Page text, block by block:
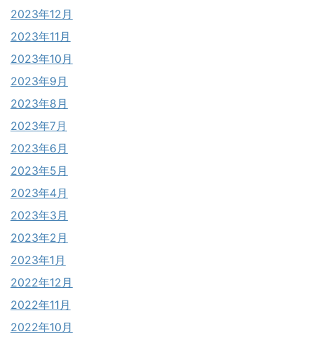
2023年12月
2023年11月
2023年10月
2023年9月
2023年8月
2023年7月
2023年6月
2023年5月
2023年4月
2023年3月
2023年2月
2023年1月
2022年12月
2022年11月
2022年10月